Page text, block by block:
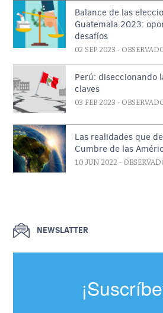
Balance de las
Guatemala 2023:
desafíos
02 SEP 2023 -
Perú: diseccionando
claves
03 FEB 2023 -
Las realidades que
Cumbre de las
10 JUN 2022 -
NEWSLATTER